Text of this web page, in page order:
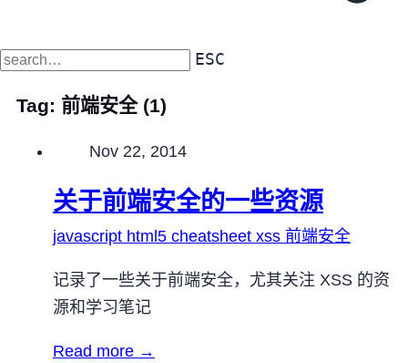
ESC
Tag: 前端安全 (1)
Published on
Nov 22, 2014
关于前端安全的一些资源
javascript html5 cheatsheet xss 前端安全
记录了一些关于前端安全，尤其关注 XSS 的资
源和学习笔记
Read more →